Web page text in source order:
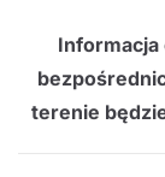
terenie